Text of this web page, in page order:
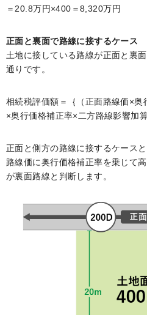
＝20.8万円×400＝8,320万円
正面と裏面で路線に接するケース
土地に接している路線が正面と裏
通りです。
相続税評価額＝｛（正面路線価×奥
×奥行価格補正率×二方路線影響加
正面と側方の路線に接するケース
路線価に奥行価格補正率を乗じて
が裏面路線と判断します。